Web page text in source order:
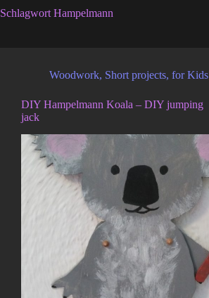
Schlagwort Hampelmann
Woodwork, Short projects, for Kids
DIY Hampelmann Koala – DIY jumping
jack